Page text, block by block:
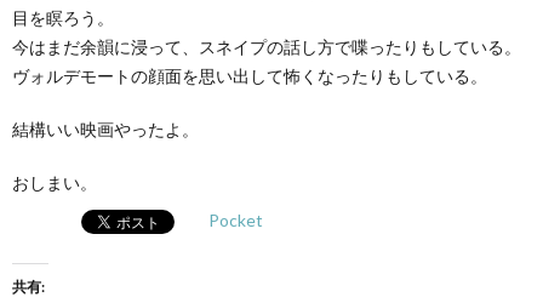
目を瞑ろう。
今はまだ余韻に浸って、スネイプの話し方で喋ったりもしている。
ヴォルデモートの顔面を思い出して怖くなったりもしている。
結構いい映画やったよ。
おしまい。
Pocket
共有: